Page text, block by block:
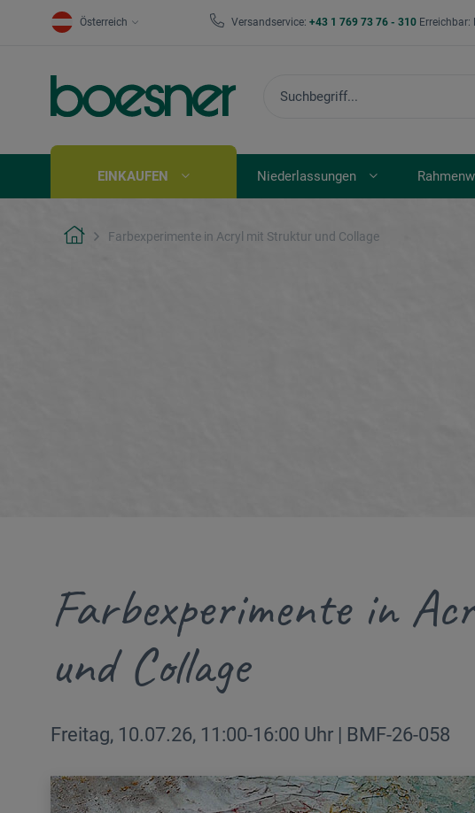
Österreich Versandservice: +43 1 769 73 76 - 310 Erreichbar:
EINKAUFEN Niederlassungen
Farbexperimente in Acryl mit Struktur und Collage
Farbexperimente in
und Collage
Freitag, 10.07.26, 11:00-16:00 Uhr | BMF-26-058